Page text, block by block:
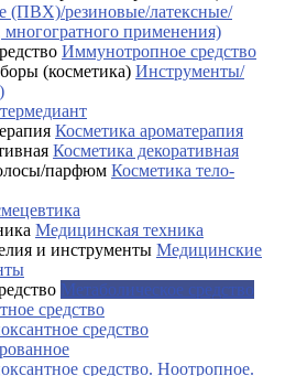
(ПВХ)/резиновые/латексные/
применения)
Иммунотропное средство
Инструменты/
Косметика ароматерапия
Косметика декоративная
Косметика тело-
Медицинская техника
Медицинские
Метаболическое средство
средство
средство
средство. Ноотропное.